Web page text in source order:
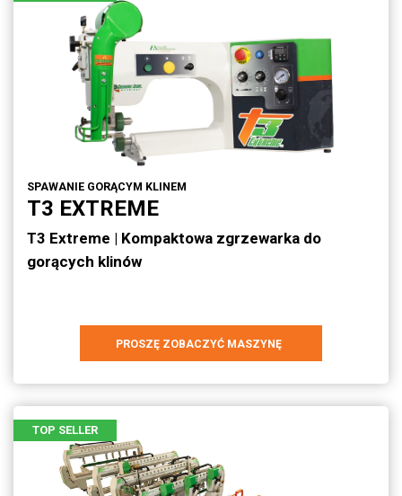
SPAWANIE GORĄCYM KLINEM
T3 EXTREME
T3 Extreme | Kompaktowa zgrzewarka do
gorących klinów
PROSZĘ ZOBACZYĆ MASZYNĘ
TOP SELLER